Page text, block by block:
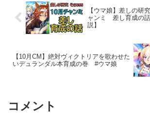
【ウマ娘】差しの研
ャンミ 差し育成の話 ～【ゆっくり解
説】
【10月CM】絶対ヴィクトリアを歌わせた
いデュランダル本育成の巻 #ウマ娘
コメント